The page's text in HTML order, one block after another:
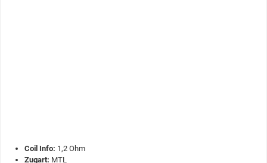
Coil Info: 1,2 Ohm
Zugart: MTL